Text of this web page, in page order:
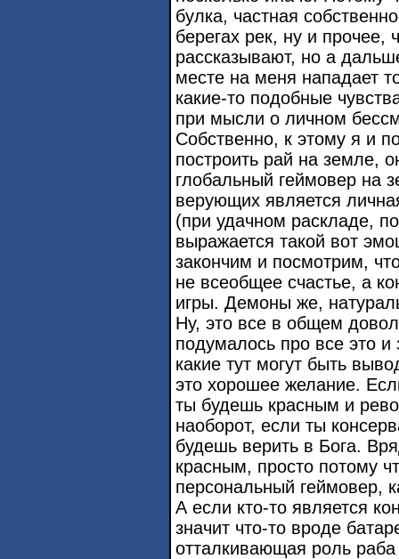
булка, частная
берегах рек, ну и прочее,
рассказывают, но а
месте на меня нападает
какие-то подобные
при мысли о личном
Собственно, к этому я и
построить рай на земле,
глобальный геймовер на
верующих является
(при удачном раскладе,
выражается такой вот
закончим и посмотрим,
не всеобщее счастье, а
игры. Демоны же,
Ну, это все в общем
подумалось про все это и
какие тут могут быть
это хорошее желание.
ты будешь красным и
наоборот, если ты
будешь верить в Бога.
красным, просто потому
персональный геймовер,
А если кто-то является
значит что-то вроде
отталкивающая роль